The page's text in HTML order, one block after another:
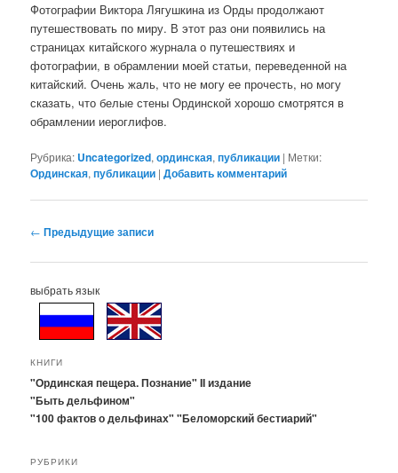
Фотографии Виктора Лягушкина из Орды продолжают
путешествовать по миру. В этот раз они появились на
страницах китайского журнала о путешествиях и
фотографии, в обрамлении моей статьи, переведенной на
китайский. Очень жаль, что не могу ее прочесть, но могу
сказать, что белые стены Ординской хорошо смотрятся в
обрамлении иероглифов.
Рубрика: Uncategorized,ординская,публикации | Метки:
Ординская,публикации |Добавить комментарий
Навигация
записям
← Предыдущие записи
выбрать язык
КНИГИ
"Ординская пещера. Познание" II издание
"Быть дельфином"
"100 фактов о дельфинах" "Беломорский бестиарий"
РУБРИКИ